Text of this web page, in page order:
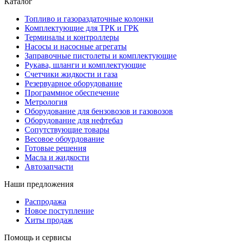
Топливо и газораздаточные колонки
Комплектующие для ТРК и ГРК
Терминалы и контроллеры
Насосы и насосные агрегаты
Заправочные пистолеты и комплектующие
Рукава, шланги и комплектующие
Счетчики жидкости и газа
Резервуарное оборудование
Программное обеспечение
Метрология
Оборудование для бензовозов и газовозов
Оборудование для нефтебаз
Сопутствующие товары
Весовое обоурдование
Готовые решения
Масла и жидкости
Автозапчасти
Наши предложения
Распродажа
Новое поступление
Хиты продаж
Помощь и сервисы